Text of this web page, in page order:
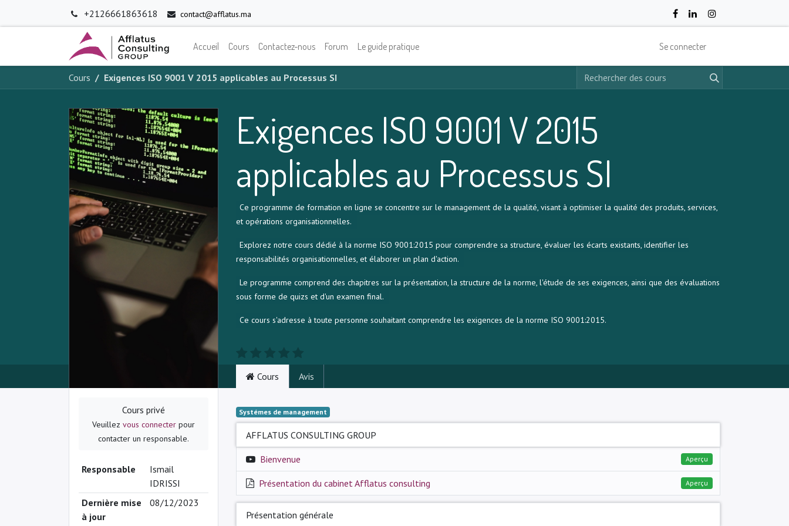
+2126661863618 contact@afflatus.ma
Accueil Cours Contactez-nous Forum Le guide pratique Se connecter
Cours Exigences ISO 9001 V 2015 applicables au Processus SI
Exigences ISO 9001 V 2015
applicables au Processus SI
Ce programme de formation en ligne se concentre sur le management de la qualité, visant à optimiser la qualité des produits, services,
et opérations organisationnelles.
Explorez notre cours dédié à la norme ISO 9001:2015 pour comprendre sa structure, évaluer les écarts existants, identifier les
responsabilités organisationnelles, et élaborer un plan d'action.
Le programme comprend des chapitres sur la présentation, la structure de la norme, l'étude de ses exigences, ainsi que des évaluations
sous forme de quizs et d'un examen final.
Ce cours s'adresse à toute personne souhaitant comprendre les exigences de la norme ISO 9001:2015.
Cours privé
Veuillez vous connecter pour
contacter un responsable.
Responsable
Ismail
IDRISSI
Dernière mise
à jour
08/12/2023
Cours Avis
Systémes de management
AFFLATUS CONSULTING GROUP
Bienvenue Aperçu
Présentation du cabinet Afflatus consulting Aperçu
Présentation générale